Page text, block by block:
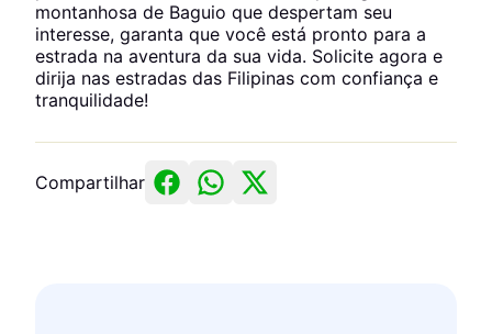
montanhosa de Baguio que despertam seu
interesse, garanta que você está pronto para a
estrada na aventura da sua vida. Solicite agora e
dirija nas estradas das Filipinas com confiança e
tranquilidade!
Compartilhar